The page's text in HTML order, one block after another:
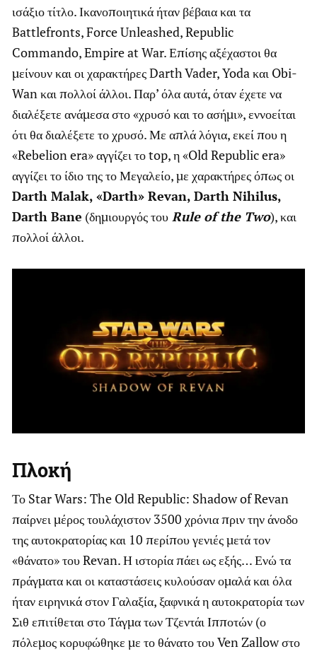
ισάξιο τίτλο. Ικανοποιητικά ήταν βέβαια και τα
Battlefronts, Force Unleashed, Republic
Commando, Empire at War. Επίσης αξέχαστοι θα
μείνουν και οι χαρακτήρες Darth Vader, Yoda και Obi-
Wan και πολλοί άλλοι. Παρ’ όλα αυτά, όταν έχετε να
διαλέξετε ανάμεσα στο «χρυσό και το ασήμι», εννοείται
ότι θα διαλέξετε το χρυσό. Με απλά λόγια, εκεί που η
«Rebelion era» αγγίζει το top, η «Old Republic era»
αγγίζει το ίδιο της το Μεγαλείο, με χαρακτήρες όπως οι
Darth Malak, «Darth» Revan, Darth Nihilus,
Darth Bane (δημιουργός του Rule of the Two), και
πολλοί άλλοι.
Πλοκή
Το Star Wars: The Old Republic: Shadow of Revan
παίρνει μέρος τουλάχιστον 3500 χρόνια πριν την άνοδο
της αυτοκρατορίας και 10 περίπου γενιές μετά τον
«θάνατο» του Revan. Η ιστορία πάει ως εξής… Ενώ τα
πράγματα και οι καταστάσεις κυλούσαν ομαλά και όλα
ήταν ειρηνικά στον Γαλαξία, ξαφνικά η αυτοκρατορία των
Σιθ επιτίθεται στο Τάγμα των Τζεντάι Ιπποτών (ο
πόλεμος κορυφώθηκε με το θάνατο του Ven Zallow στο